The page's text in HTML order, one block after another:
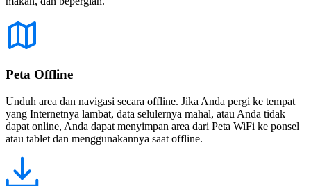
Peta Offline
Unduh area dan navigasi secara offline. Jika Anda pergi ke tempat
yang Internetnya lambat, data selulernya mahal, atau Anda tidak
dapat online, Anda dapat menyimpan area dari Peta WiFi ke ponsel
atau tablet dan menggunakannya saat offline.